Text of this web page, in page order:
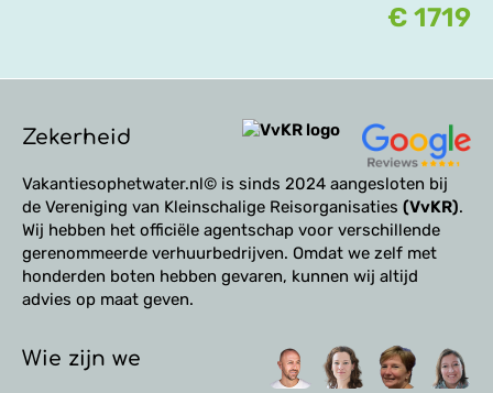
€ 1719
Zekerheid
Vakantiesophetwater.nl© is sinds 2024 aangesloten bij
de Vereniging van Kleinschalige Reisorganisaties(VvKR).
Wij hebben het officiële agentschap voor verschillende
gerenommeerde verhuurbedrijven. Omdat we zelf met
honderden boten hebben gevaren, kunnen wij altijd
advies op maat geven.
Wie zijn we